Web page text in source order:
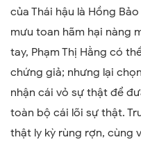
của Thái hậu là Hồng
mưu toan hãm hại nàng
tay, Phạm Thị Hằng có
chứng giả; nhưng lại
nhận cái vỏ sự thật để
toàn bộ cái lõi sự thật.
thật ly kỳ rùng rợn, cùng